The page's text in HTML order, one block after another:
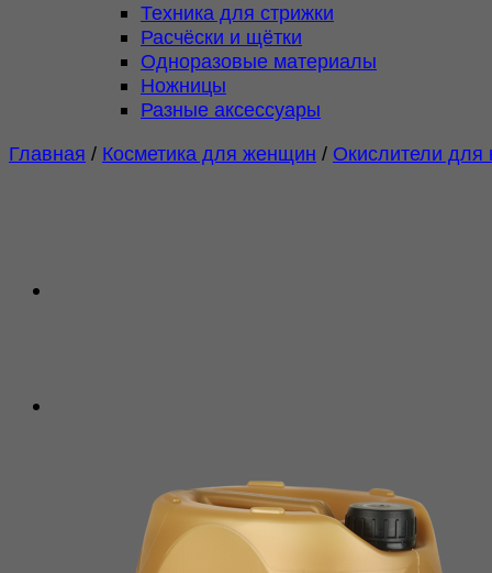
Техника для стрижки
Расчёски и щётки
Одноразовые материалы
Ножницы
Разные аксессуары
Главная / Косметика для женщин / Окислители для